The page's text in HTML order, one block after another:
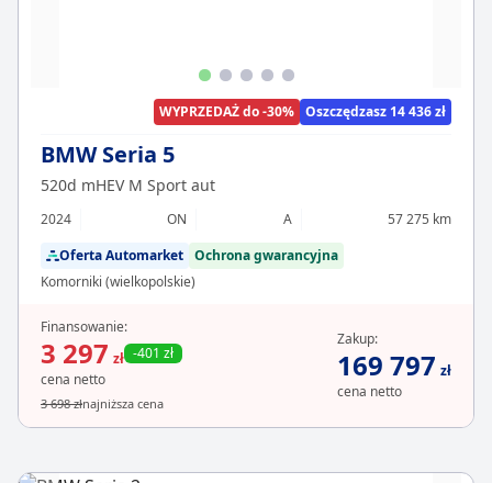
WYPRZEDAŻ do -30% Oszczędzasz 14 436 zł
BMW Seria 5
520d mHEV M Sport aut
2024 ON A
57 275 km
Oferta Automarket Ochrona gwarancyjna
Komorniki (wielkopolskie)
Finansowanie:
3 297 zł -401 zł
cena netto
3 698 złnajniższa cena
Zakup:
169 797 zł
cena netto